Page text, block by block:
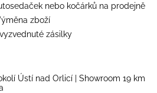
nebo kočárků na prodejně
zboží
zásilky
Ústí nad Orlicí | Showroom 19 km